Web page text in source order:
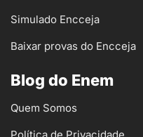
Simulado Encceja
Baixar provas do Encceja
Blog do Enem
Quem Somos